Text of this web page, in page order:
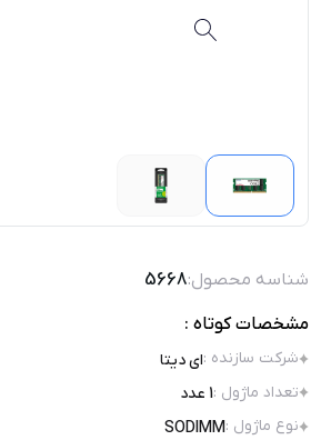
شناسه محصول:5668
مشخصات کوتاه :
شرکت سازنده :ای دیتا
تعداد ماژول :1 عدد
نوع ماژول :
SODIMM